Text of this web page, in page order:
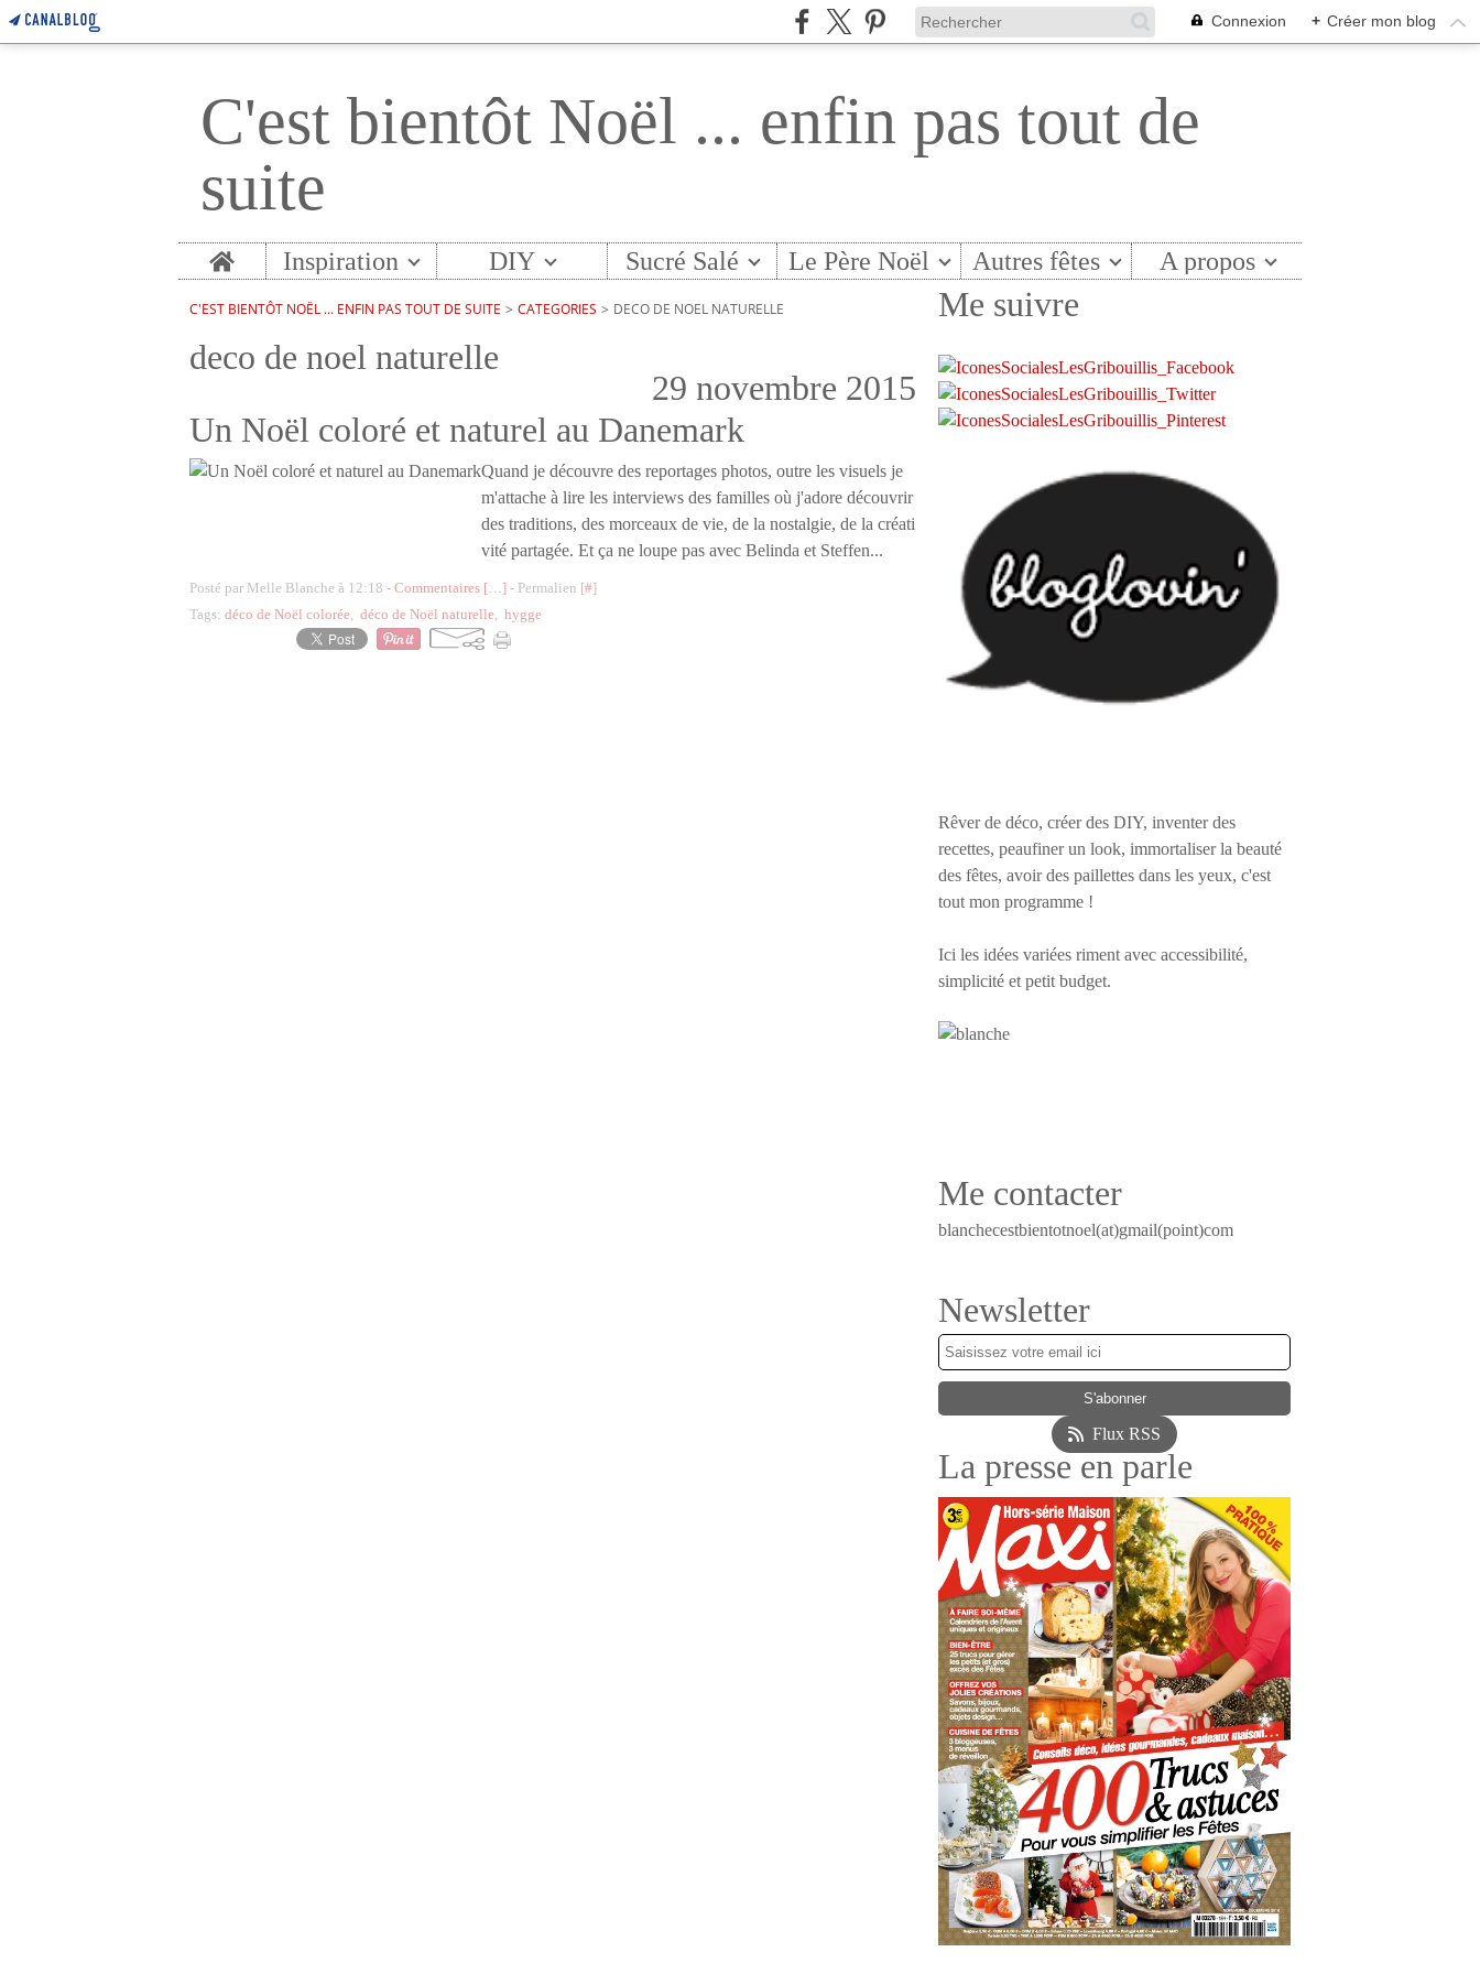
Connexion + Créer mon blog
C'est bientôt Noël ... enfin pas tout de
suite
Home Inspiration DIY Sucré Salé Le Père Noël Autres fêtes A propos
C'EST BIENTÔT NOËL ... ENFIN PAS TOUT DE SUITE > CATEGORIES > DECO DE NOEL NATURELLE
deco de noel naturelle
29 novembre 2015
Un Noël coloré et naturel au Danemark
Quand je découvre des reportages photos, outre les visuels je
m'attache à lire les interviews des familles où j'adore découvrir
des traditions, des morceaux de vie, de la nostalgie, de la créati
vité partagée. Et ça ne loupe pas avec Belinda et Steffen...
Posté par Melle Blanche à 12:18 - Commentaires […] - Permalien [#]
Tags: déco de Noël colorée, déco de Noël naturelle, hygge
Me suivre
Rêver de déco, créer des DIY, inventer des
recettes, peaufiner un look, immortaliser la beauté
des fêtes, avoir des paillettes dans les yeux, c'est
tout mon programme !
Ici les idées variées riment avec accessibilité,
simplicité et petit budget.
Me contacter
blanchecestbientotnoel(at)gmail(point)com
Newsletter
Flux RSS
La presse en parle